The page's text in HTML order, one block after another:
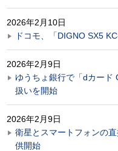
2026年2月10日
ドコモ、「DIGNO SX5
2026年2月9日
ゆうちょ銀行で「dカード
扱いを開始
2026年2月9日
衛星とスマートフォンの
供開始